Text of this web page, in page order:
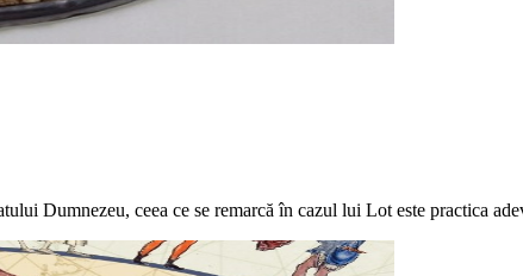
Dumnezeu, ceea ce se remarcă în cazul lui Lot este practica